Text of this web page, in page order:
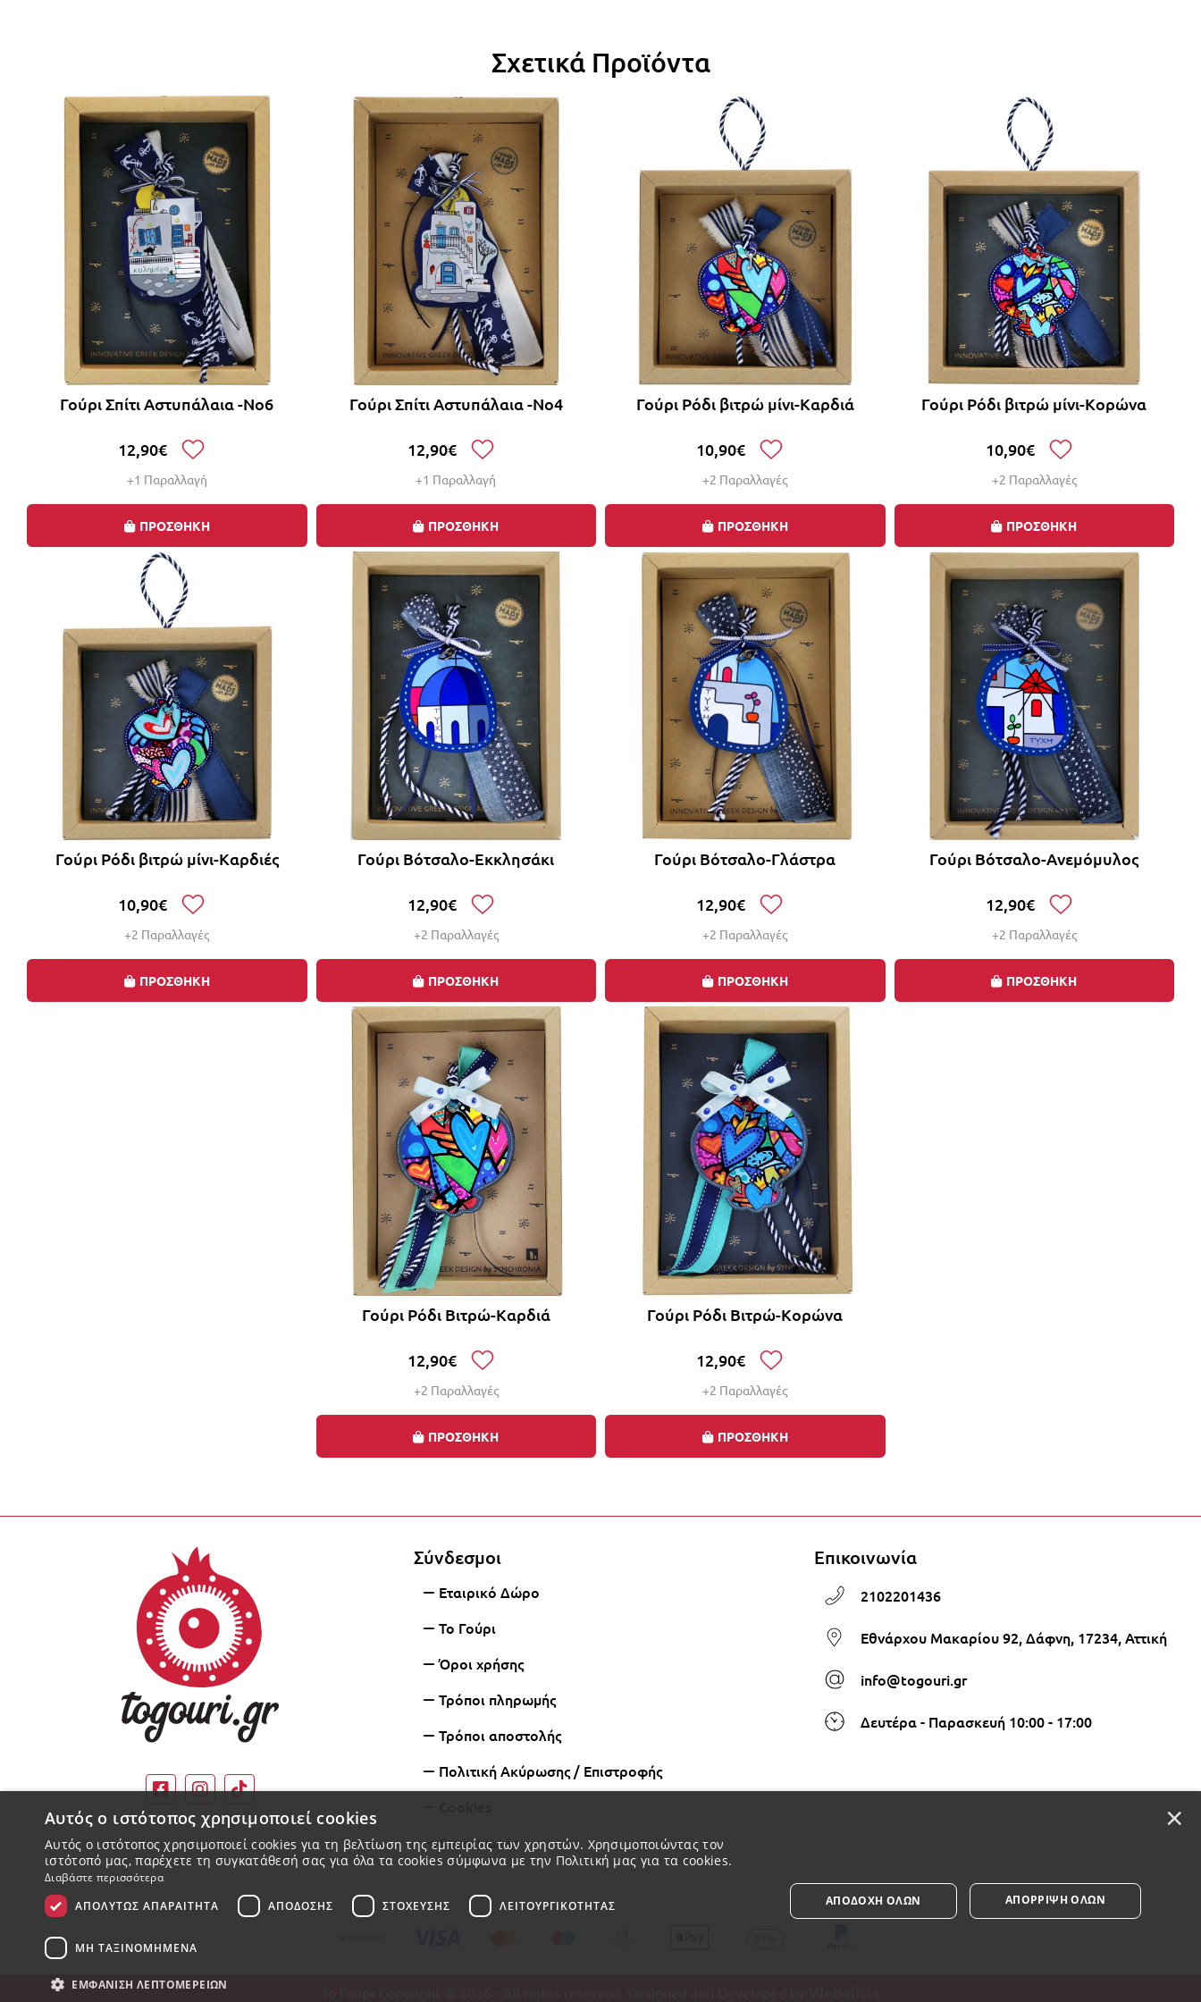
Σχετικά Προϊόντα
Γούρι Σπίτι Αστυπάλαια -Νο6
12,90€
+1 Παραλλαγή
ΠΡΟΣΘΗΚΗ
Γούρι Σπίτι Αστυπάλαια -Νο4
12,90€
+1 Παραλλαγή
ΠΡΟΣΘΗΚΗ
Γούρι Ρόδι βιτρώ μίνι-Καρδιά
10,90€
+2 Παραλλαγές
ΠΡΟΣΘΗΚΗ
Γούρι Ρόδι βιτρώ μίνι-Κορώνα
10,90€
+2 Παραλλαγές
ΠΡΟΣΘΗΚΗ
Γούρι Ρόδι βιτρώ μίνι-Καρδιές
10,90€
+2 Παραλλαγές
ΠΡΟΣΘΗΚΗ
Γούρι Βότσαλο-Εκκλησάκι
12,90€
+2 Παραλλαγές
ΠΡΟΣΘΗΚΗ
Γούρι Βότσαλο-Γλάστρα
12,90€
+2 Παραλλαγές
ΠΡΟΣΘΗΚΗ
Γούρι Βότσαλο-Ανεμόμυλος
12,90€
+2 Παραλλαγές
ΠΡΟΣΘΗΚΗ
Γούρι Ρόδι Βιτρώ-Καρδιά
12,90€
+2 Παραλλαγές
ΠΡΟΣΘΗΚΗ
Γούρι Ρόδι Βιτρώ-Κορώνα
12,90€
+2 Παραλλαγές
ΠΡΟΣΘΗΚΗ
Σύνδεσμοι
Εταιρικό Δώρο
Το Γούρι
Όροι χρήσης
Τρόποι πληρωμής
Τρόποι αποστολής
Πολιτική Ακύρωσης / Επιστροφής
Επικοινωνία
Επικοινωνία
2102201436
Εθνάρχου Μακαρίου 92, Δάφνη, 17234, Αττική
info@togouri.gr
Δευτέρα - Παρασκευή 10:00 - 17:00
×
Αυτός ο ιστότοπος χρησιμοποιεί cookies
Αυτός ο ιστότοπος χρησιμοποιεί cookies για τη βελτίωση της εμπειρίας των χρηστών. Χρησιμοποιώντας τον
ιστότοπό μας, παρέχετε τη συγκατάθεσή σας για όλα τα cookies σύμφωνα με την Πολιτική μας για τα cookies.
Διαβάστε περισσότερα
ΑΠΟΛΎΤΩΣ ΑΠΑΡΑΊΤΗΤΑ
ΑΠΌΔΟΣΗΣ ΣΤΌΧΕΥΣΗΣ ΛΕΙΤΟΥΡΓΙΚΌΤΗΤΑΣ
ΜΗ ΤΑΞΙΝΟΜΗΜΈΝΑ
ΕΜΦΆΝΙΣΗ ΛΕΠΤΟΜΕΡΕΙΏΝ
ΑΠΟΔΟΧΉ ΌΛΩΝ ΑΠΌΡΡΙΨΗ ΌΛΩΝ